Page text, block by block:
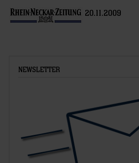
20.11.2009
NEWSLETTER